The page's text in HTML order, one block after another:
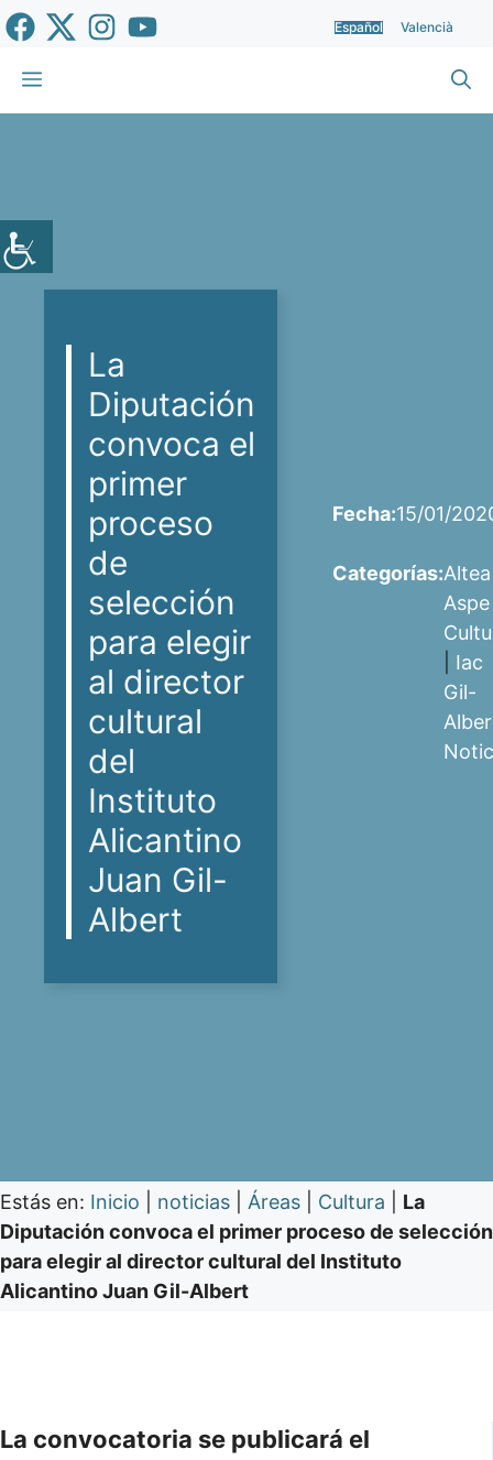
Saltar
al
contenido
Español Valencià
Menú
La
Diputación
convoca el
primer
proceso
de
selección
para elegir
al director
cultural
del
Instituto
Alicantino
Juan Gil-
Albert
Fecha:15/01/
Categorías:Altea
Aspe
Iac
Gil-
Estás en: Inicio noticias Áreas Cultura
La
Diputación convoca el primer proceso de selección
para elegir al director cultural del Instituto
Alicantino Juan Gil-Albert
La convocatoria se publicará el